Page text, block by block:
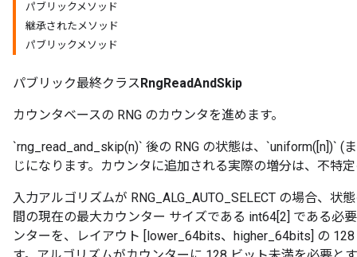
パブリックメソッド
継承されたメソッド
パブリックメソッド
パブリック最終クラスRngReadAndSkip
カウンタベースの RNG のカウンタを進めます。
`rng_read_and_skip(n)` 後の RNG の状態は、`uniform([n])` (
じになります。カウンタに追加される実際の増分は、不特
入力アルゴリズムが RNG_ALG_AUTO_SELECT の場合、
間の現在の最大カウンター サイズである int64[2] である必
ンターを、レイアウト [lower_64bits、higher_64bits] の